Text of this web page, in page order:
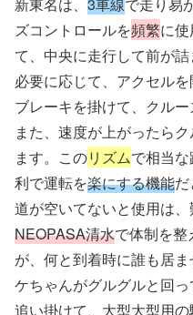
ズコントロールを頻繁に
て、中央に走行して前が詰
必要に応じて、アクセルを
ブレーキを掛けて、クルー
また、速度が上がったら
ます。このリズムで相当
利で運転を楽にする機能
道が空いてないと使用は、
NEOPASA清水で体制を整
が、何と到着時に誰も居
ケちゃんがグルグルと回
追い掛けて、大型大型用